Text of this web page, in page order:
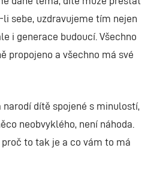
sebe, uzdravujeme tím nejen
i generace budoucí. Všechno
propojeno a všechno má své
narodí dítě spojené s minulostí,
neobvyklého, není náhoda.
to tak je a co vám to má